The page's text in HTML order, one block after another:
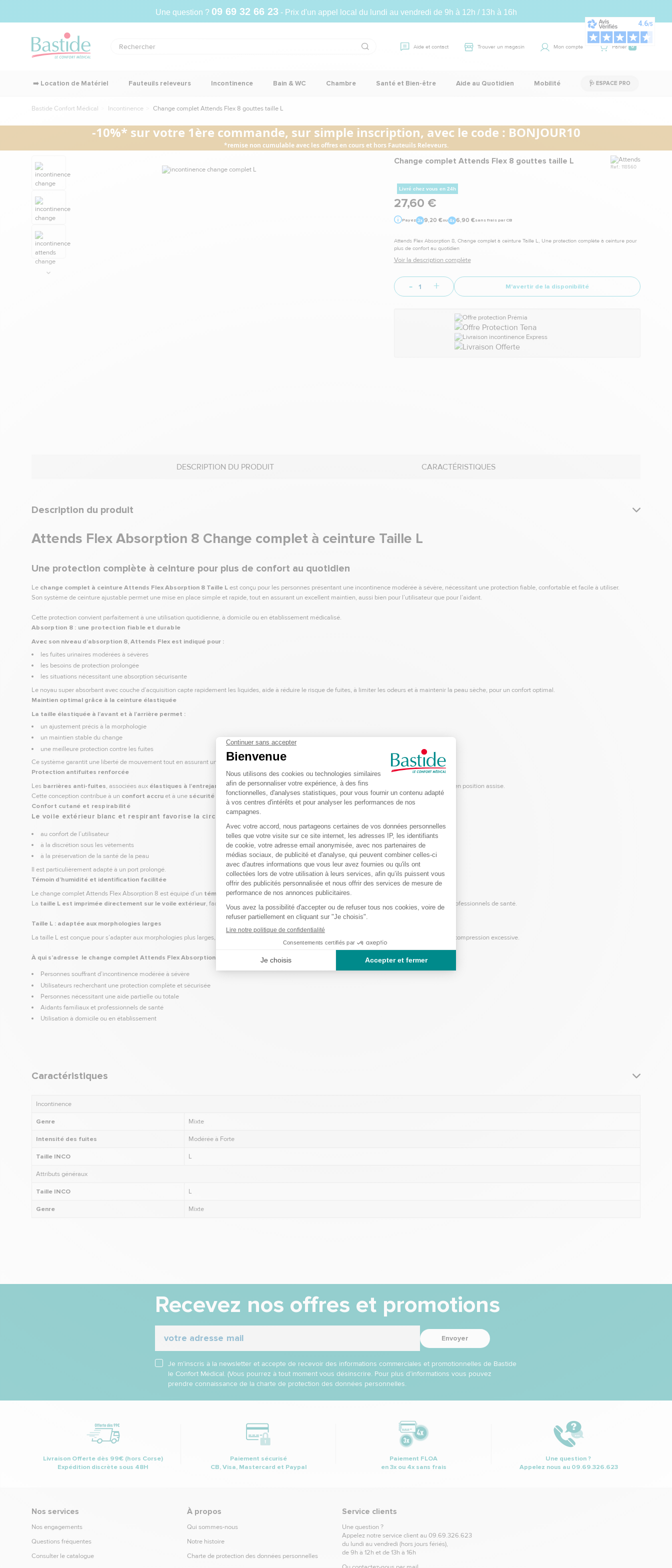
Une question ? 09 69 32 66 23- Prix d'un appel local du lundi au vendredi de 9h à 12h / 13h à 16h
Aide et contact Trouver un magasin Mon compte Panier 0
➡️ Location de Matériel Fauteuils releveurs Incontinence Bain & WC Chambre Santé et Bien-être Aide au Quotidien Mobilité 🩺 ESPACE PRO
Bastide Confort Médical Incontinence Change complet Attends Flex 8 gouttes taille L
-10%* sur votre 1ère commande, sur simple inscription, avec le code : BONJOUR10
*remise non cumulable avec les offres en cours et hors Fauteuils Releveurs.
Change complet Attends Flex 8 gouttes taille L Marque
Ref.: 118560
Livré chez vous en 24h
27,60 €
Payez 9,20 €ou 6,90 €sans frais par CB
Attends Flex Absorption 8, Change complet à ceinture Taille L, Une protection complète à ceinture pour
plus de confort au quotidien
Voir la description complète
- + M'avertir de la disponibilité
CARACTÉRISTIQUES
DESCRIPTION DU PRODUIT
Caractéristiques
Incontinence
Genre Mixte
Intensité des fuites Modérée à Forte
Taille INCO L
Attributs généraux
Taille INCO L
Genre Mixte
Description du produit
Attends Flex Absorption 8 Change complet à ceinture Taille L
Une protection complète à ceinture pour plus de confort au quotidien
Le change complet à ceinture Attends Flex Absorption 8 Taille Lest conçu pour les personnes présentant une incontinence modérée à sévère, nécessitant une protection fiable, confortable et facile à utiliser.
Son système de ceinture ajustable permet une mise en place simple et rapide, tout en assurant un excellent maintien, aussi bien pour l’utilisateur que pour l’aidant.
Cette protection convient parfaitement à une utilisation quotidienne, à domicile ou en établissement médicalisé.
Absorption 8 : une protection fiable et durable
Avec son niveau d’absorption 8, Attends Flex est indiqué pour :
les fuites urinaires modérées à sévères
les besoins de protection prolongée
les situations nécessitant une absorption sécurisante
Le noyau super absorbant avec couche d’acquisition capte rapidement les liquides, aide à réduire le risque de fuites, à limiter les odeurs et à maintenir la peau sèche, pour un confort optimal.
Maintien optimal grâce à la ceinture élastiquée
La taille élastiquée à l’avant et à l’arrière permet :
un ajustement précis à la morphologie
un maintien stable du change
une meilleure protection contre les fuites
Ce système garantit une liberté de mouvement tout en assurant une sécurité optimale.
Protection antifuites renforcée
Les barrières anti-fuites, associées aux élastiques à l’entrejambe, offrent uneprotection antifuites supérieure, même lors des mouvements ou en position assise.
Cette conception contribue à un confort accruet à une sécurité renforcée.
Confort cutané et respirabilité
Le voile extérieur blanc et respirant favorise la circulation de l’air, contribuant :
au confort de l’utilisateur
à la discrétion sous les vêtements
à la préservation de la santé de la peau
Il est particulièrement adapté à un port prolongé.
Témoin d’humidité et identification facilitée
Le change complet Attends Flex Absorption 8 est équipé d’un témoin d’humidité, indiquant clairement quand le produit doit être changé.
La taille L est imprimée directement sur le voile extérieur, facilitant l’identification rapide du produit, un avantage essentiel pour les aidants et les professionnels de santé.
Taille L : adaptée aux morphologies larges
La taille L est conçue pour s’adapter aux morphologies plus larges, offrant un excellent compromis entre maintien, confort et liberté de mouvement, sans compression excessive.
À qui s’adresse le change complet Attends Flex Absorption 8 taille L ?
Personnes souffrant d’incontinence modérée à sévère
Utilisateurs recherchant une protection complète et sécurisée
Personnes nécessitant une aide partielle ou totale
Aidants familiaux et professionnels de santé
Utilisation à domicile ou en établissement
Recevez nos offres et promotions
Envoyer
Je m’inscris à la newsletter et accepte de recevoir des informations commerciales et promotionnelles de Bastide
le Confort Médical. (Vous pourrez à tout moment vous désinscrire. Pour plus d’informations vous pouvez
prendre connaissance de la charte de protection des données personnelles.
Livraison Offerte dès 99€ (hors Corse)
Expédition discrète sous 48H
Paiement sécurisé
CB, Visa, Mastercard et Paypal
Paiement FLOA
en 3x ou 4x sans frais
Une question ?
Appelez nous au 09.69.326.623
Nos services
Nos engagements
Questions fréquentes
Consulter le catalogue
À propos
Qui sommes-nous
Notre histoire
Charte de protection des données personnelles
Service clients
Une question ?
Appelez notre service client au 09.69.326.623
du lundi au vendredi (hors jours fériés),
de 9h à 12h et de 13h à 16h